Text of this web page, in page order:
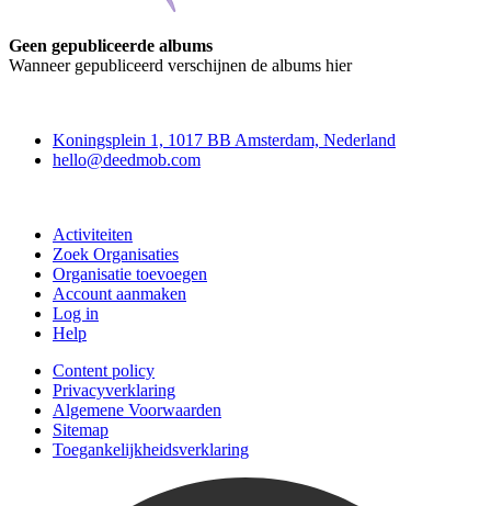
Geen gepubliceerde albums
Wanneer gepubliceerd verschijnen de albums hier
Koningsplein 1, 1017 BB Amsterdam, Nederland
hello@deedmob.com
Activiteiten
Zoek Organisaties
Organisatie toevoegen
Account aanmaken
Log in
Help
Content policy
Privacyverklaring
Algemene Voorwaarden
Sitemap
Toegankelijkheidsverklaring